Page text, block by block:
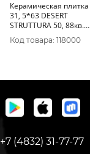
Керамическая плитка
31, 5*63 DESERT
STRUTTURA 50, 88кв.м
1с
Код товара: 118000
+7 (4832) 31-77-77